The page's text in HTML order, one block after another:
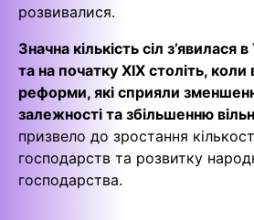
розвивалися.
Значна кількість сіл з’явилася в
та на початку XIX століть, коли
реформи, які сприяли
залежності та збільшенню
призвело до зростання
господарств та розвитку
господарства.